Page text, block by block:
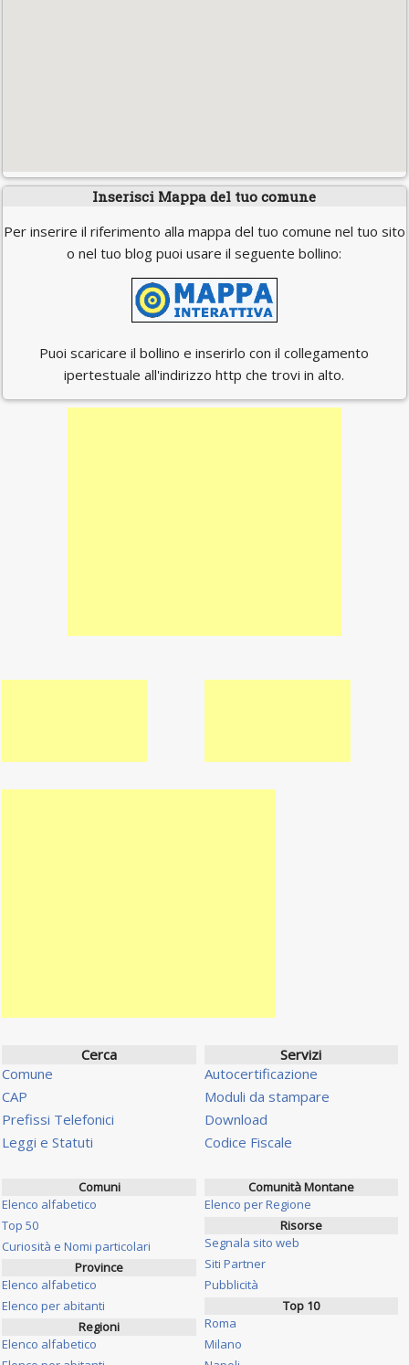
Inserisci Mappa del tuo comune
Per inserire il riferimento alla mappa del tuo comune nel tuo sito
o nel tuo blog puoi usare il seguente bollino:
Puoi scaricare il bollino e inserirlo con il collegamento
ipertestuale all'indirizzo http che trovi in alto.
Cerca
Comune
CAP
Prefissi Telefonici
Leggi e Statuti
Servizi
Autocertificazione
Moduli da stampare
Download
Codice Fiscale
Comuni
Elenco alfabetico
Top 50
Curiosità e Nomi particolari
Province
Elenco alfabetico
Elenco per abitanti
Regioni
Elenco alfabetico
Comunità Montane
Elenco per Regione
Risorse
Segnala sito web
Siti Partner
Pubblicità
Top 10
Roma
Milano